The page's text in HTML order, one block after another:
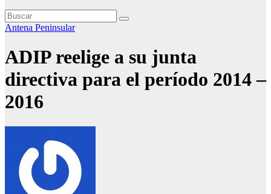
Antena Peninsular
ADIP reelige a su junta
directiva para el período 2014 –
2016